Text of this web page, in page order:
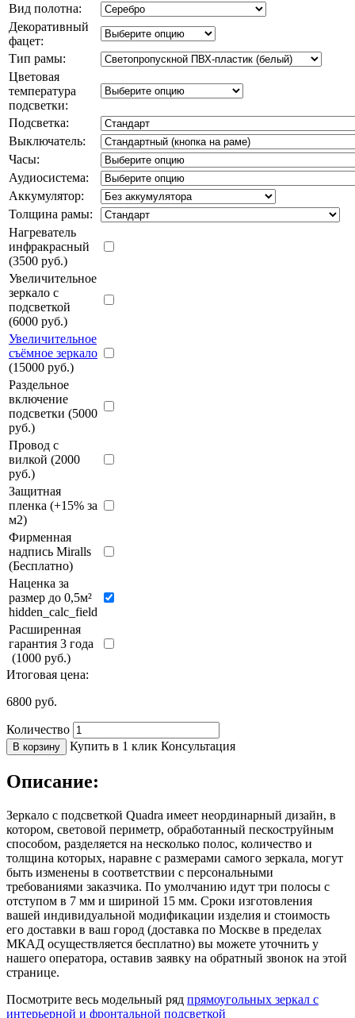
Вид полотна:
Декоративный
фацет:
Тип рамы:
Цветовая
температура
подсветки:
Подсветка:
Выключатель:
Часы:
Аудиосистема:
Аккумулятор:
Толщина рамы:
Нагреватель
инфракрасный
(3500 руб.)
Увеличительное
зеркало с
подсветкой
(6000 руб.)
Увеличительное
съёмное зеркало
(15000 руб.)
Раздельное
включение
подсветки (5000
руб.)
Провод с
вилкой (2000
руб.)
Защитная
пленка (+15% за
м2)
Фирменная
надпись Miralls
(Бесплатно)
Наценка за
размер до 0,5м²
hidden_calc_field
Расширенная
гарантия 3 года
(1000 руб.)
Итоговая цена:
6800 руб.
Количество
В корзину Купить в 1 клик Консультация
Описание:
Зеркало с подсветкой Quadra имеет неординарный дизайн, в
котором, световой периметр, обработанный пескоструйным
способом, разделяется на несколько полос, количество и
толщина которых, наравне с размерами самого зеркала, могут
быть изменены в соответствии с персональными
требованиями заказчика. По умолчанию идут три полосы с
отступом в 7 мм и шириной 15 мм. Сроки изготовления
вашей индивидуальной модификации изделия и стоимость
его доставки в ваш город (доставка по Москве в пределах
МКАД осуществляется бесплатно) вы можете уточнить у
нашего оператора, оставив заявку на обратный звонок на этой
странице.
Посмотрите весь модельный ряд прямоугольных зеркал с
интерьерной и фронтальной подсветкой